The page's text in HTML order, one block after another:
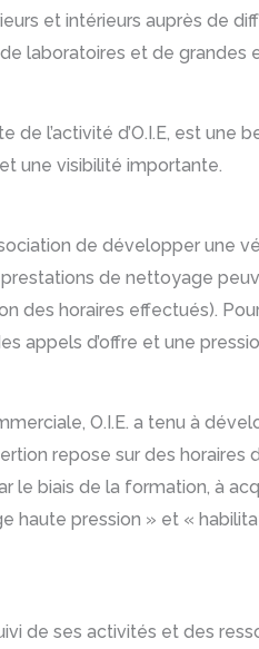
et intérieurs auprès de
laboratoires et de
l’activité d’O.I.E, est
une visibilité importante.
de développer une
de nettoyage
des horaires effectués).
appels d’offre et une
O.I.E. a tenu à
repose sur des
le biais de la formation, à
haute pression » et «
de ses activités et des